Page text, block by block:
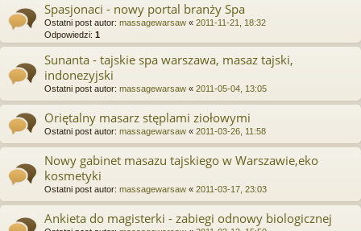
Spasjonaci - nowy portal branży Spa
Ostatni post autor: massagewarsaw « 2011-11-21, 18:32
Odpowiedzi: 1
Sunanta - tajskie spa warszawa, masaz tajski,
indonezyjski
Ostatni post autor: massagewarsaw « 2011-05-04, 13:05
Oriętalny masarz stęplami ziołowymi
Ostatni post autor: massagewarsaw « 2011-03-26, 11:58
Nowy gabinet masazu tajskiego w Warszawie,eko
kosmetyki
Ostatni post autor: massagewarsaw « 2011-03-17, 23:03
Ankieta do magisterki - zabiegi odnowy biologicznej